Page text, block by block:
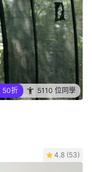
50折 5110 位同學
4.8 (53)